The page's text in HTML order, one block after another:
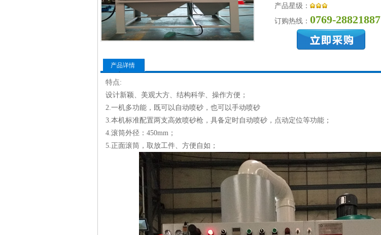
产品星级：
订购热线： 0769-28821887
产品详情
特点:
设计新颖、美观大方、结构科学、操作方便；
2.一机多功能，既可以自动喷砂，也可以手动喷砂
3.本机标准配置两支高效喷砂枪，具备定时自动喷砂，点动定位等功能；
4.滚筒外径：450mm；
5.正面滚筒，取放工件、方便自如；